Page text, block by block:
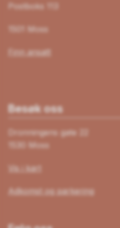
Postboks 113
1501 Moss
Finn ansatt
Besøk oss
Dronningens gate 22
1530 Moss
Vis i kart
Adkomst og parkering